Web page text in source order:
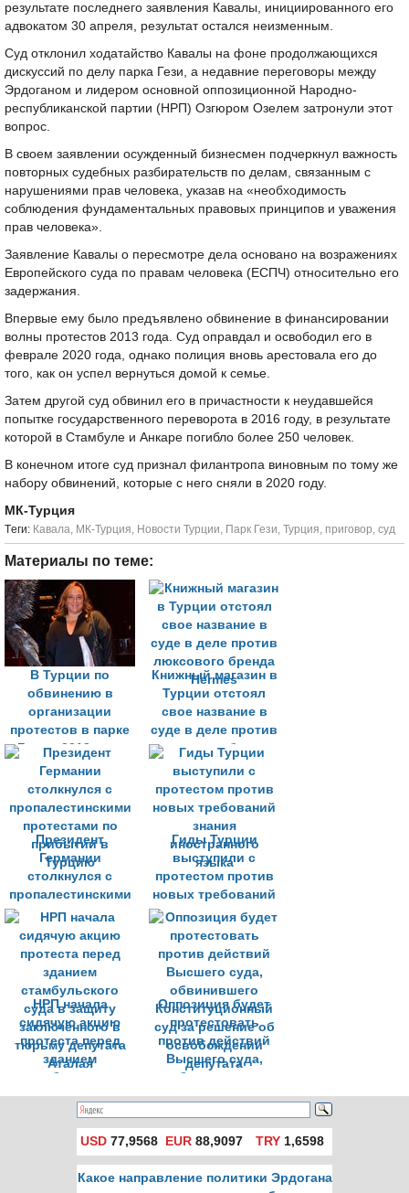
результате последнего заявления Кавалы, инициированного его
адвокатом 30 апреля, результат остался неизменным.
Суд отклонил ходатайство Кавалы на фоне продолжающихся
дискуссий по делу парка Гези, а недавние переговоры между
Эрдоганом и лидером основной оппозиционной Народно-
республиканской партии (НРП) Озгюром Озелем затронули этот
вопрос.
В своем заявлении осужденный бизнесмен подчеркнул важность
повторных судебных разбирательств по делам, связанным с
нарушениями прав человека, указав на «необходимость
соблюдения фундаментальных правовых принципов и уважения
прав человека».
Заявление Кавалы о пересмотре дела основано на возражениях
Европейского суда по правам человека (ЕСПЧ) относительно его
задержания.
Впервые ему было предъявлено обвинение в финансировании
волны протестов 2013 года. Суд оправдал и освободил его в
феврале 2020 года, однако полиция вновь арестовала его до
того, как он успел вернуться домой к семье.
Затем другой суд обвинил его в причастности к неудавшейся
попытке государственного переворота в 2016 году, в результате
которой в Стамбуле и Анкаре погибло более 250 человек.
В конечном итоге суд признал филантропа виновным по тому же
набору обвинений, которые с него сняли в 2020 году.
МК-Турция
Tеги: Кавала, МК-Турция, Новости Турции, Парк Гези, Турция, приговор, суд
Материалы по теме:
В Турции по
обвинению в
организации
протестов в парке
Гези в 2013 году
задержан
известный кастинг-
менеджер
Книжный магазин в
Турции отстоял
свое название в
суде в деле против
люксового бренда
Hermes
Президент
Германии
столкнулся с
пропалестинскими
протестами по
прибытии в
Турцию
Гиды Турции
выступили с
протестом против
новых требований
знания
иностранного
языка
НРП начала
сидячую акцию
протеста перед
зданием
стамбульского
суда в защиту
заключенного в
тюрьму депутата
Оппозиция будет
протестовать
против действий
Высшего суда,
обвинившего
Конституционный
суд за решение об
освобождении
депутата
USD 77,9568 EUR 88,9097 TRY1,6598
Какое направление политики Эрдогана